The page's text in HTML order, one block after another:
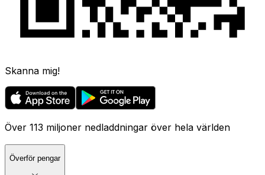
Skanna mig!
Över 113 miljoner nedladdningar över hela världen
Överför pengar